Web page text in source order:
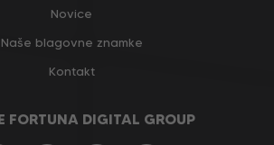
Novice
Naše blagovne znamke
Kontakt
FORTUNA DIGITAL GROUP